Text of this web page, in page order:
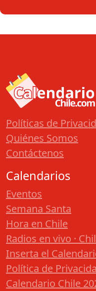
Políticas de
Quiénes Somos
Contáctenos
Calendarios
Eventos
Semana Santa
Hora en Chile
Radios en vivo ·
Inserta el
Política de
Calendario Chile